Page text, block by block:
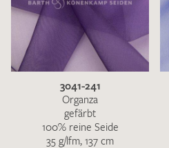
3041-241
Organza
gefärbt
100% reine Seide
35 g/lfm, 137 cm